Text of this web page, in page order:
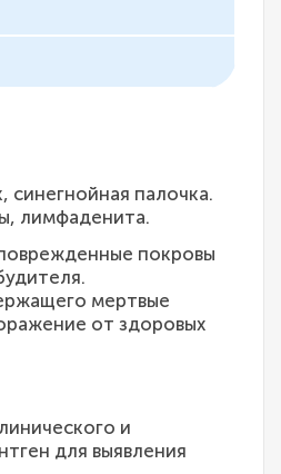
палочка.
лимфаденита.
покровы
мертвые
от здоровых
и
для выявления